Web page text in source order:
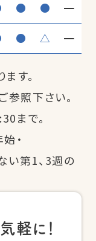
● ● ━
● △ ━
す。
参照下さい。
まで。
・
い第1、3週の
軽に！